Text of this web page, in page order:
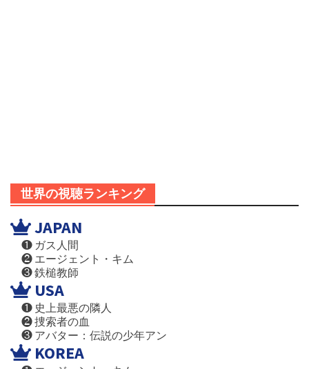
世界の視聴ランキング
JAPAN
❶ ガス人間
❷ エージェント・キム
❸ 鉄槌教師
USA
❶ 史上最悪の隣人
❷ 捜索者の血
❸ アバター：伝説の少年アン
KOREA